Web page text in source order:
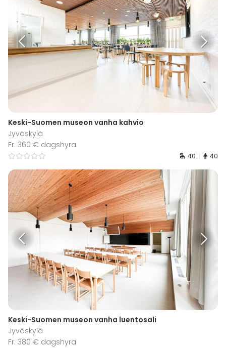
Keski-Suomen museon vanha kahvio
Jyväskylä
Fr. 360 € dagshyra
40 40
Keski-Suomen museon vanha luentosali
Jyväskylä
Fr. 380 € dagshyra